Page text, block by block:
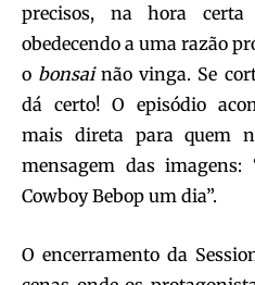
precisos, na hora
obedecendo a uma razão
o bonsainão vinga. Se
dá certo! O episódio
mais direta para quem
mensagem das imagens:
Cowboy Bebop um dia”.
O encerramento da